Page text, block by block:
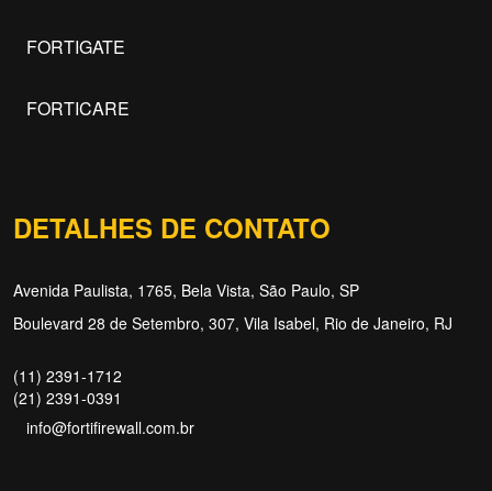
FORTIGATE
FORTICARE
DETALHES DE CONTATO
Avenida Paulista, 1765, Bela Vista, São Paulo, SP
Boulevard 28 de Setembro, 307, Vila Isabel, Rio de Janeiro, RJ
(11) 2391-1712
(21) 2391-0391
info@fortifirewall.com.br